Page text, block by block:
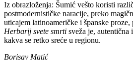
Iz obrazloženja: Šumić vešto koristi
postmodernističke naracije, preko
uticajem latinoameričke i španske
Herbarij svete smrti sveža je,
kakva se retko sreće u regionu.
Borisav Matić